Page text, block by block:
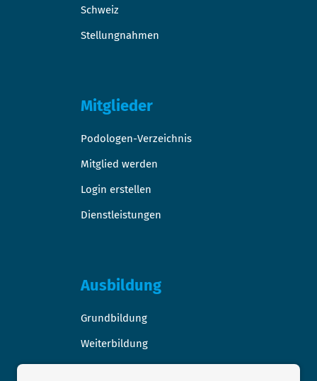
Schweiz
Stellungnahmen
Mitglieder
Podologen-Verzeichnis
Mitglied werden
Login erstellen
Dienstleistungen
Ausbildung
Grundbildung
Weiterbildung